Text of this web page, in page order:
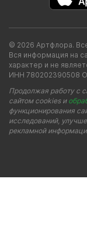
© 2026 Артфлора.
Вся информация на
характер и не
ИНН 780202390508
Продолжая работу с
сайтом cookies и
функционирования
исследований,
рекламной